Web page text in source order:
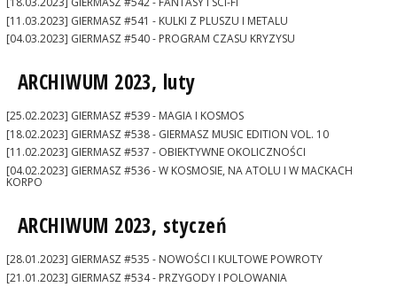
[11.03.2023] GIERMASZ #541 - KULKI Z PLUSZU I METALU
[04.03.2023] GIERMASZ #540 - PROGRAM CZASU KRYZYSU
ARCHIWUM 2023, luty
[25.02.2023] GIERMASZ #539 - MAGIA I KOSMOS
[18.02.2023] GIERMASZ #538 - GIERMASZ MUSIC EDITION VOL. 10
[11.02.2023] GIERMASZ #537 - OBIEKTYWNE OKOLICZNOŚCI
[04.02.2023] GIERMASZ #536 - W KOSMOSIE, NA ATOLU I W MACKACH
KORPO
ARCHIWUM 2023, styczeń
[28.01.2023] GIERMASZ #535 - NOWOŚCI I KULTOWE POWROTY
[21.01.2023] GIERMASZ #534 - PRZYGODY I POLOWANIA